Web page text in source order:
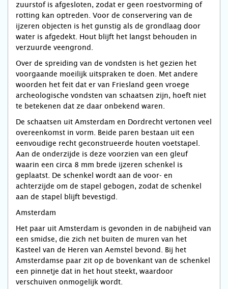
zuurstof is afgesloten, zodat er geen roestvorming of
rotting kan optreden. Voor de conservering van de
ijzeren objecten is het gunstig als de grondlaag door
water is afgedekt. Hout blijft het langst behouden in
verzuurde veengrond.
Over de spreiding van de vondsten is het gezien het
voorgaande moeilijk uitspraken te doen. Met andere
woorden het feit dat er van Friesland geen vroege
archeologische vondsten van schaatsen zijn, hoeft niet
te betekenen dat ze daar onbekend waren.
De schaatsen uit Amsterdam en Dordrecht vertonen veel
overeenkomst in vorm. Beide paren bestaan uit een
eenvoudige recht geconstrueerde houten voetstapel.
Aan de onderzijde is deze voorzien van een gleuf
waarin een circa 8 mm brede ijzeren schenkel is
geplaatst. De schenkel wordt aan de voor- en
achterzijde om de stapel gebogen, zodat de schenkel
aan de stapel blijft bevestigd.
Amsterdam
Het paar uit Amsterdam is gevonden in de nabijheid van
een smidse, die zich net buiten de muren van het
Kasteel van de Heren van Aemstel bevond. Bij het
Amsterdamse paar zit op de bovenkant van de schenkel
een pinnetje dat in het hout steekt, waardoor
verschuiven onmogelijk wordt.